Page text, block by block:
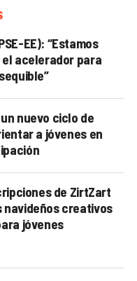
EE): “Estamos
acelerador para
nuevo ciclo de
a jóvenes en
de ZirtZart
navideños creativos
jóvenes